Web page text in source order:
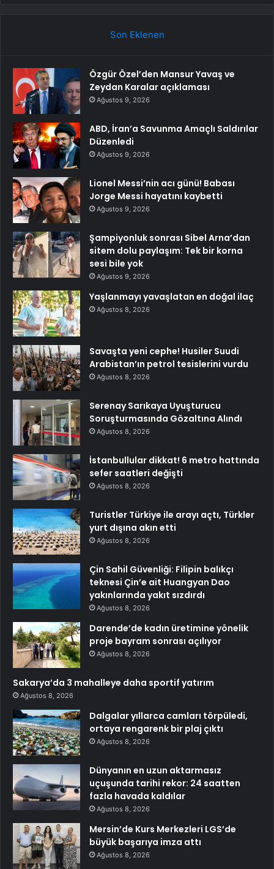
Son Eklenen
Özgür Özel’den Mansur Yavaş ve
Zeydan Karalar açıklaması
Ağustos 9, 2026
ABD, İran’a Savunma Amaçlı Saldırılar
Düzenledi
Ağustos 9, 2026
Lionel Messi’nin acı günü! Babası
Jorge Messi hayatını kaybetti
Ağustos 9, 2026
Şampiyonluk sonrası Sibel Arna’dan
sitem dolu paylaşım: Tek bir korna
sesi bile yok
Ağustos 9, 2026
Yaşlanmayı yavaşlatan en doğal ilaç
Ağustos 8, 2026
Savaşta yeni cephe! Husiler Suudi
Arabistan’ın petrol tesislerini vurdu
Ağustos 8, 2026
Serenay Sarıkaya Uyuşturucu
Soruşturmasında Gözaltına Alındı
Ağustos 8, 2026
İstanbullular dikkat! 6 metro hattında
sefer saatleri değişti
Ağustos 8, 2026
Turistler Türkiye ile arayı açtı, Türkler
yurt dışına akın etti
Ağustos 8, 2026
Çin Sahil Güvenliği: Filipin balıkçı
teknesi Çin’e ait Huangyan Dao
yakınlarında yakıt sızdırdı
Ağustos 8, 2026
Darende’de kadın üretimine yönelik
proje bayram sonrası açılıyor
Ağustos 8, 2026
Sakarya’da 3 mahalleye daha sportif yatırım
Ağustos 8, 2026
Dalgalar yıllarca camları törpüledi,
ortaya rengarenk bir plaj çıktı
Ağustos 8, 2026
Dünyanın en uzun aktarmasız
uçuşunda tarihi rekor: 24 saatten
fazla havada kaldılar
Ağustos 8, 2026
Mersin’de Kurs Merkezleri LGS’de
büyük başarıya imza attı
Ağustos 8, 2026